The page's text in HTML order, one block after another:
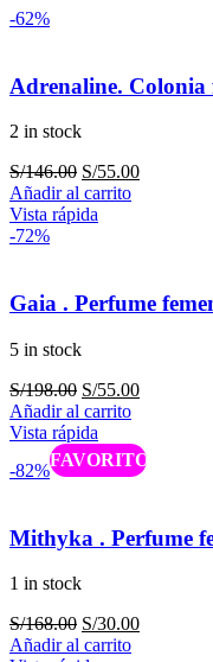
-62%
Adrenaline. Colonia
2 in stock
S/146.00 El
precio
original
S/55.00El
Añadir al carrito
Vista rápida
-72%
Gaia . Perfume
5 in stock
S/198.00 El
precio
original
era:
S/198.00.
S/55.00El
es:
S/55.00.
Añadir al carrito
Vista rápida
-82%
Caliente
Mithyka . Perfume
1 in stock
S/168.00 El
precio
S/30.00El
Añadir al carrito